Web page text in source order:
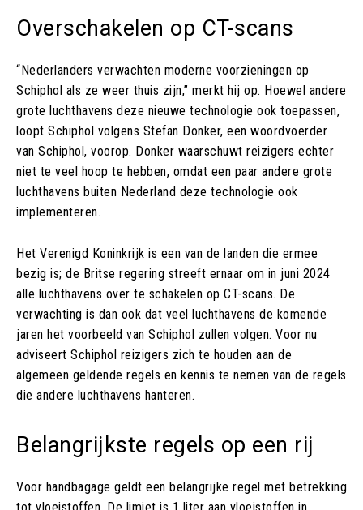
Overschakelen op CT-scans
“Nederlanders verwachten moderne voorzieningen op
Schiphol als ze weer thuis zijn,” merkt hij op. Hoewel andere
grote luchthavens deze nieuwe technologie ook toepassen,
loopt Schiphol volgens Stefan Donker, een woordvoerder
van Schiphol, voorop. Donker waarschuwt reizigers echter
niet te veel hoop te hebben, omdat een paar andere grote
luchthavens buiten Nederland deze technologie ook
implementeren.
Het Verenigd Koninkrijk is een van de landen die ermee
bezig is; de Britse regering streeft ernaar om in juni 2024
alle luchthavens over te schakelen op CT-scans. De
verwachting is dan ook dat veel luchthavens de komende
jaren het voorbeeld van Schiphol zullen volgen. Voor nu
adviseert Schiphol reizigers zich te houden aan de
algemeen geldende regels en kennis te nemen van de regels
die andere luchthavens hanteren.
Belangrijkste regels op een rij
Voor handbagage geldt een belangrijke regel met betrekking